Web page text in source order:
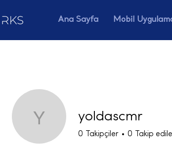
Ana Sayfa Mobil
yoldascmr
yoldascmr
0 Takipçiler 0 Takip